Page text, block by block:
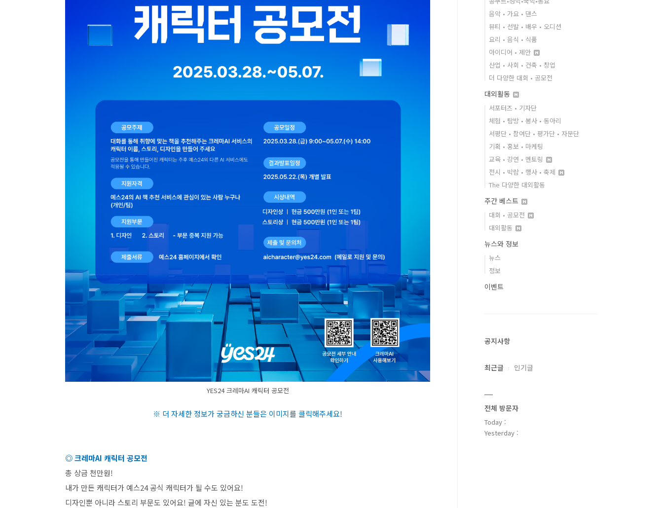
YES24 크레마AI 캐릭터 공모전
※ 더 자세한 정보가 궁금하신 분들은 이미지를 클릭해주세요!
◎ 크레마AI 캐릭터 공모전
총 상금 천만원!
내가 만든 캐릭터가 예스24공식 캐릭터가 될 수도 있어요!
디자인뿐 아니라 스토리 부문도 있어요! 글에 자신 있는 분도 도전!
음악 • 가요 • 댄스
뷰티 • 선발 • 배우 • 오디션
요리 • 음식 • 식품
아이디어 • 제안
산업 • 사회 • 건축 • 창업
더 다양한 대회 • 공모전
대외활동
서포터즈 • 기자단
체험 • 탐방 • 봉사 • 동아리
서평단 • 참여단 • 평가단 • 자문단
기획 • 홍보 • 마케팅
교육 • 강연 • 멘토링
전시 • 박람 • 행사 • 축제
The 다양한 대외활동
주간 베스트
대회 • 공모전
대외활동
뉴스와 정보
뉴스
정보
이벤트
공지사항
최근글 인기글
전체 방문자
Today :
Yesterday :